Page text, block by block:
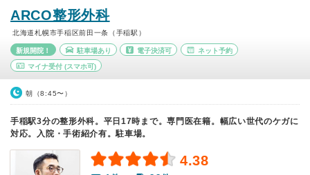
ARCO整形外科
北海道札幌市手稲区前田一条（手稲駅）
新規開院！ 駐車場あり 電子決済可 ネット予約
マイナ受付 (スマホ可)
朝（8:45〜）
手稲駅3分の整形外科。平日17時まで。専門医在籍。幅広い世代のケガに
対応。入院・手術紹介有。駐車場。
4.38